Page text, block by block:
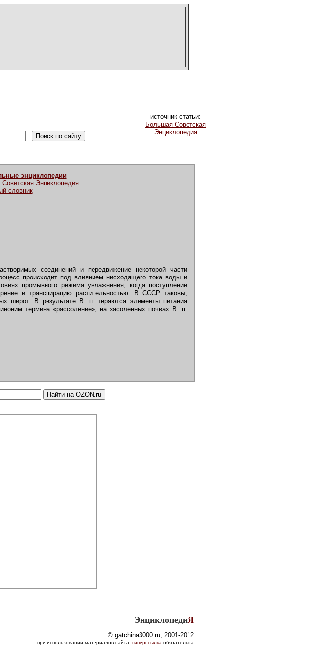
источник статьи:
Большая Советская
Энциклопедия
энциклопедии
Энциклопедия
словник
соединений и передвижение некоторой части
происходит под влиянием нисходящего тока воды и
промывного режима увлажнения, когда поступление
и транспирацию растительностью. В СССР таковы,
широт. В результате В. п. теряются элементы питания
термина «рассоление»; на засоленных почвах В. п.
ЭнциклопедиЯ
© gatchina3000.ru, 2001-2012
при использовании материалов сайта, гиперссылка обязательна